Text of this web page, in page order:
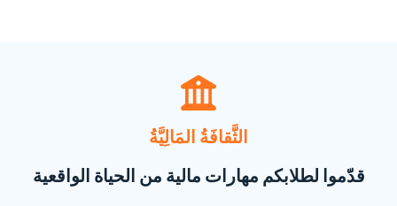
الثَّقافَةُ المَالِيَّةُ
قدّموا لطلابكم مهارات مالية من الحياة الواقعية